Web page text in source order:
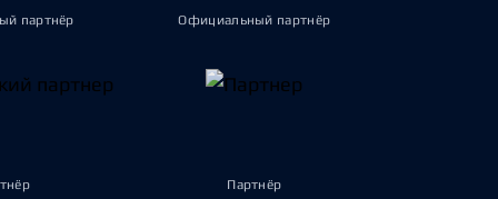
партнёр Официальный партнёр
Партнёр